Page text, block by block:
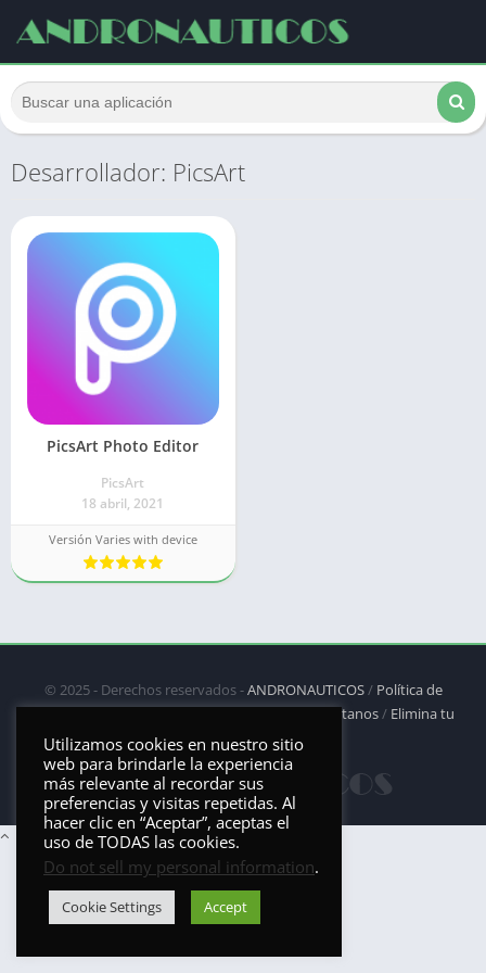
Desarrollador: PicsArt
PicsArt Photo Editor
PicsArt
18 abril, 2021
Versión Varies with device
© 2025 - Derechos reservados -ANDRONAUTICOS/ Política de
privacidad/Política de Cookies/DMCA/Contáctanos/ Elimina tu
aplicación
Utilizamos cookies en nuestro sitio
web para brindarle la experiencia
más relevante al recordar sus
preferencias y visitas repetidas. Al
hacer clic en “Aceptar”, aceptas el
uso de TODAS las cookies.
Do not sell my personal information.
Cookie Settings Accept